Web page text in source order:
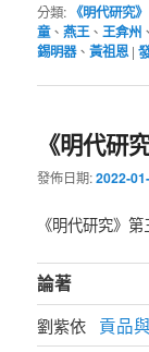
分類: 《明代研究》
童、燕王、王弇州
錫明器、黃祖恩 |
《明代研
發佈日期:2022-
《明代研究》
論著
劉紫依 貢品